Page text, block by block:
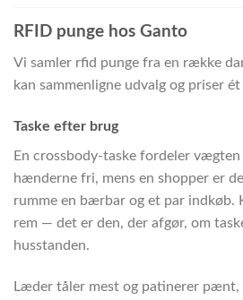
RFID punge hos Ganto
Vi samler rfid punge fra en række
kan sammenligne udvalg og priser ét
Taske efter brug
En crossbody-taske fordeler
hænderne fri, mens en shopper er
rumme en bærbar og et par indkøb.
rem — det er den, der afgør, om
husstanden.
Læder tåler mest og patinerer pænt,